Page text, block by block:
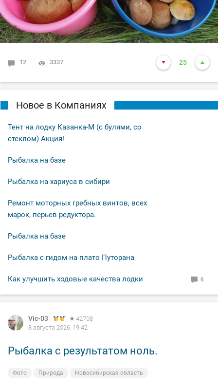
12 3337 25
Новое в Компаниях
Тент на лодку Казанка-М (с булями, со
стеклом) Акция!
Рыбалка на базе
Рыбалка на хариуса в сибири
Ремонт моторных гребных винтов, всех
марок, перьев редуктора.
Рыбалка на базе
Рыбалка с гидом на плато Путорана
Как улучшить ходовые качества лодки 6
Vic-03
42708
8 августа 2026, 19:42
Рыбалка с результатом ноль.
Фото Природа Новосибирская область